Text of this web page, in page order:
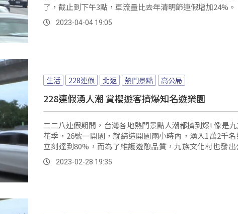
了，截止到下午3點，車流量比去年清明節連假增加24%。
2023-04-04 19:05
生活 228連假 北返 熱門景點 高公局
228連假湧人潮 賞櫻遊客擠爆知名遊樂園
二二八連假期間，台灣各地熱門景點人潮都擠到爆! 像是
花季，26號一開園，就締造開園兩小時內，湧入1萬2千
立刻達到80%，而為了維護遊憩品質，九族文化村也發出
改往其他地區遊玩。
2023-02-28 19:35